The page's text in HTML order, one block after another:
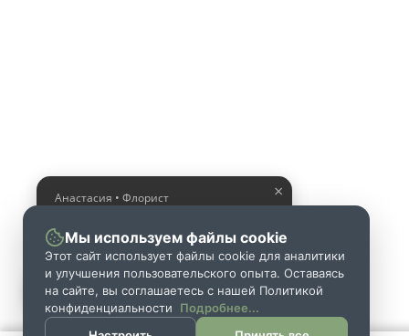
×
Анастасия • Флорист
букет
Мы используем файлы cookie
Этот сайт использует файлы cookie для аналитики
и улучшения пользовательского опыта. Оставаясь
на сайте, вы соглашаетесь с нашей Политикой
конфиденциальности
Подробнее...